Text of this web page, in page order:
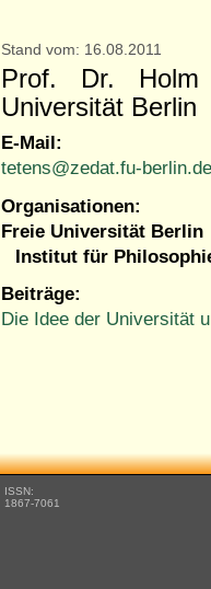
Stand vom: 16.08.2011
Prof. Dr. Holm
Universität Berlin
E-Mail:
tetens@zedat.fu-
Organisationen:
Freie Universität Berlin
Institut für
Beiträge:
Die Idee der Universität
ISSN:
1867-7061